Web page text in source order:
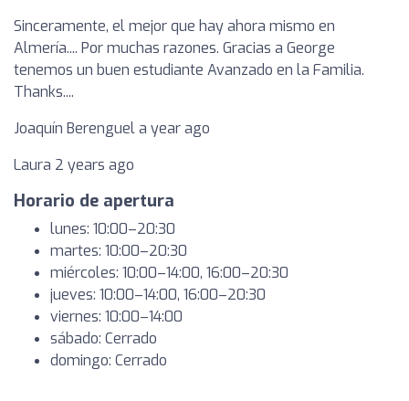
Sinceramente, el mejor que hay ahora mismo en
Almería.... Por muchas razones. Gracias a George
tenemos un buen estudiante Avanzado en la Familia.
Thanks....
Joaquín Berenguel a year ago
Laura 2 years ago
Horario de apertura
lunes: 10:00–20:30
martes: 10:00–20:30
miércoles: 10:00–14:00, 16:00–20:30
jueves: 10:00–14:00, 16:00–20:30
viernes: 10:00–14:00
sábado: Cerrado
domingo: Cerrado